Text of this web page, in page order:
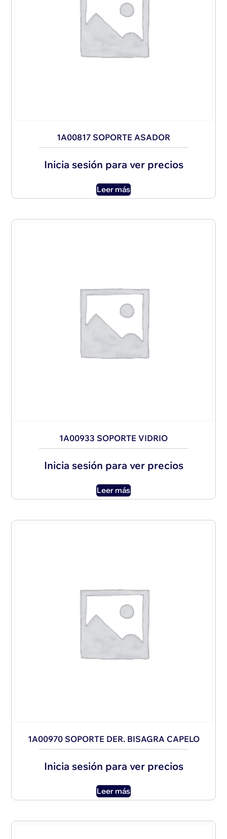
1A00817 SOPORTE ASADOR
Inicia sesión para ver precios
Leer más
1A00933 SOPORTE VIDRIO
Inicia sesión para ver precios
Leer más
1A00970 SOPORTE DER. BISAGRA CAPELO
Inicia sesión para ver precios
Leer más